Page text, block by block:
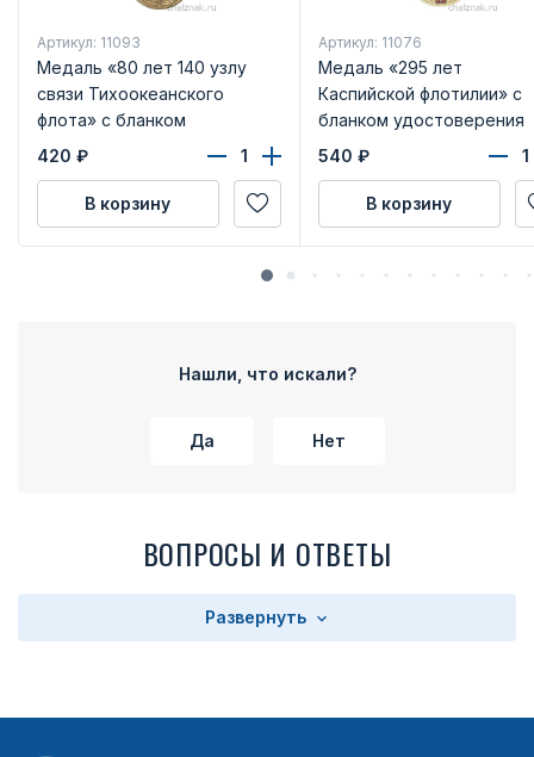
Артикул: 11093
Медаль «80 лет 140 узлу
связи Тихоокеанского
флота» с бланком
удостоверения
420 ₽
В корзину
Артикул: 11076
Медаль «295 лет
Каспийской флотилии» с
бланком удостоверения
540 ₽
В корзину
Нашли, что искали?
Да Нет
ВОПРОСЫ И ОТВЕТЫ
Развернуть